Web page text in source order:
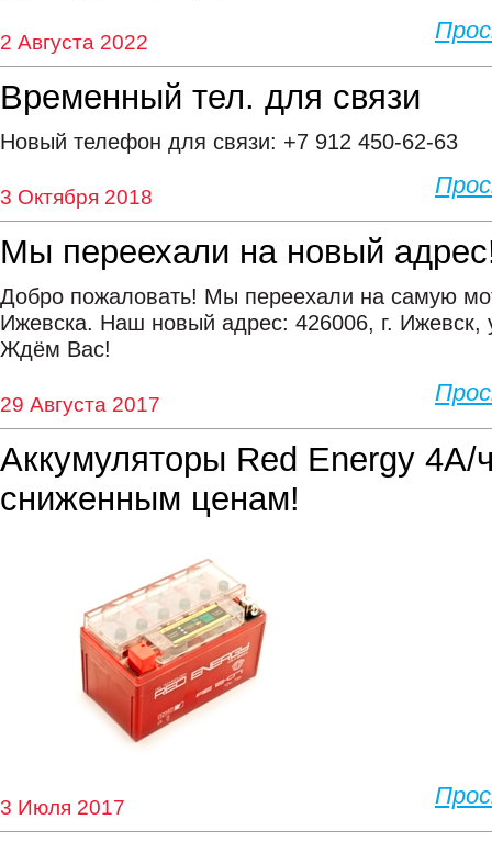
2 Августа 2022
Временный тел. для связи
Новый телефон для связи: +7 912 450-62-63
3 Октября 2018
Мы переехали на новый
Добро пожаловать! Мы переехали на самую
Ижевска. Наш новый адрес: 426006, г. Ижевск,
Ждём Вас!
29 Августа 2017
Аккумуляторы Red Energy 4А/
сниженным ценам!
3 Июля 2017